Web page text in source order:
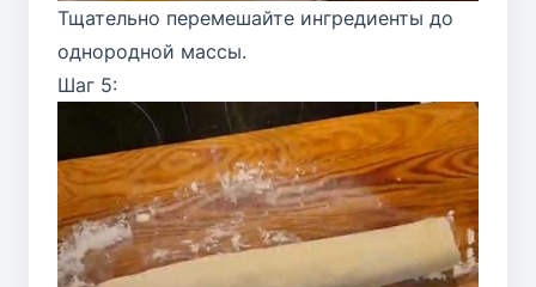
Тщательно перемешайте ингредиенты до
однородной массы.
Шаг 5: